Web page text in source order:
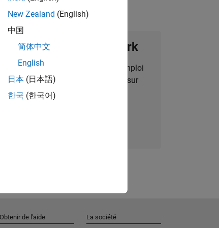
notre Talent Network
alertes pour des opportunités d'emploi
des articles et des actualités sur
l'entreprise.
New Zealand (English)
中国
简体中文
English
日本 (日本語)
한국 (한국어)
Obtenir de l'aide La société